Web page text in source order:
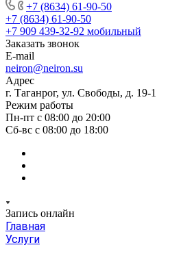
+7 (8634) 61-90-50
+7 (8634) 61-90-50
+7 909 439-32-92 мобильный
Заказать звонок
E-mail
neiron@neiron.su
Адрес
г. Таганрог, ул. Свободы, д. 19-1
Режим работы
Пн-пт с 08:00 до 20:00
Сб-вс с 08:00 до 18:00
Запись онлайн
Главная
Услуги